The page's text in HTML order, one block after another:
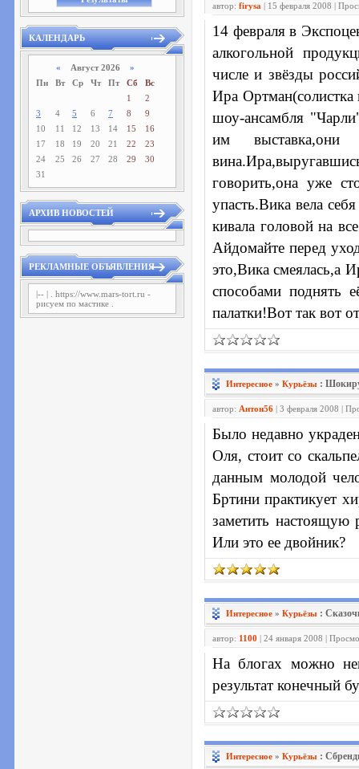
КАЛЕНДАРЬ
« Август 2026 »
Пн
Вт Ср Чт Пт Сб
Вс
1
2
3
4 5 6 7 8
9
10
11 12 13 14 15
16
17
18 19 20 21 22
23
24
25 26 27 28 29
30
31
АРХИВ НОВОСТЕЙ
РЕКЛАМНЫЕ ОБЪЯВЛЕНИЯ
|-- | . https://www.mars-tort.ru -
рисуем по мастике
автор: firysa | 15 февраля 2008 |
14 февраля в
алкогольной
числе и звёзды
Ира
шоу-ансамбля
им
говорить,она уже
упасть.Вика вела
кивала головой на
Айдомайте перед
это,Вика смеялась,а
способами поднять
палатки!Вот так вот
Интересное » Курьёзы :
автор: Антон56 | 3 февраля 2008 |
Было недавно
Оля, стоит со
данным молодой
Бртини практикует
заметить
Или это ее двойник?
Интересное » Курьёзы :
автор: 1100 | 24 января 2008 |
На блогах можно
результат конечный
Интересное » Курьёзы :